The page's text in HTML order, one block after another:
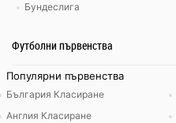
Бундеслига
Футболни първенства
Популярни първенства
България Класиране
Англия Класиране